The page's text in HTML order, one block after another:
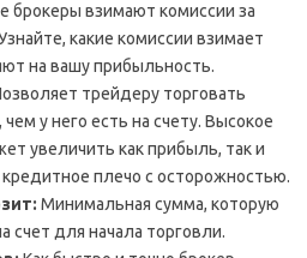
брокеры взимают комиссии за
какие комиссии взимает
на вашу прибыльность.
трейдеру торговать
у него есть на счету. Высокое
увеличить как прибыль, так и
плечо с осторожностью.
Минимальная сумма, которую
счет для начала торговли.